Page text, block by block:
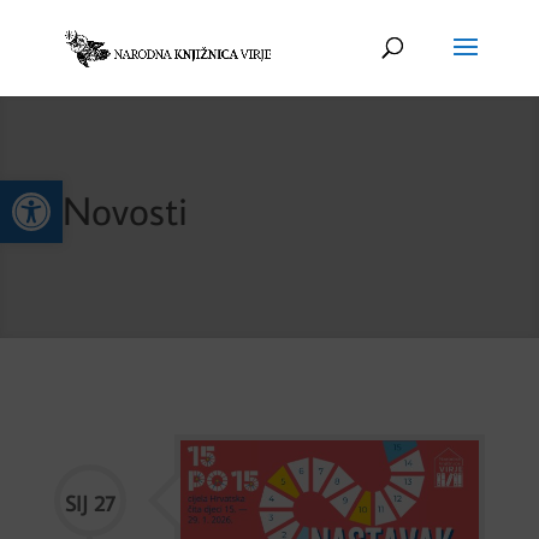
Open toolbarNovosti
Nastavak priče – tulum za kraj
Izazova 15 po 15
SIJ 27
Nastavak priče završni čitateljski